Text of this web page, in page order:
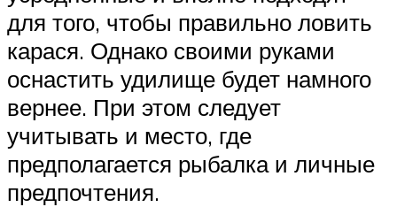
для того, чтобы правильно ловить
карася. Однако своими руками
оснастить удилище будет намного
вернее. При этом следует
учитывать и место, где
предполагается рыбалка и личные
предпочтения.